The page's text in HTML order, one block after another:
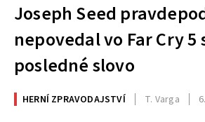
Joseph Seed
nepovedal vo Far Cry 5
posledné slovo
HERNÍ ZPRAVODAJSTVÍ T. Varga